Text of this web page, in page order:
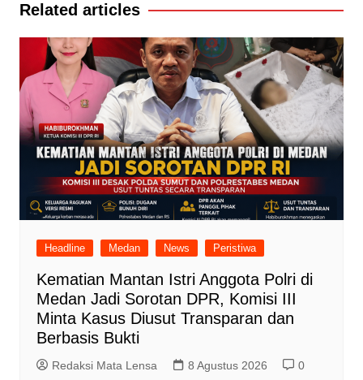
Related articles
Headline Medan News Peristiwa
Kematian Mantan Istri Anggota Polri di
Medan Jadi Sorotan DPR, Komisi III
Minta Kasus Diusut Transparan dan
Berbasis Bukti
Redaksi Mata Lensa 8 Agustus 2026 0